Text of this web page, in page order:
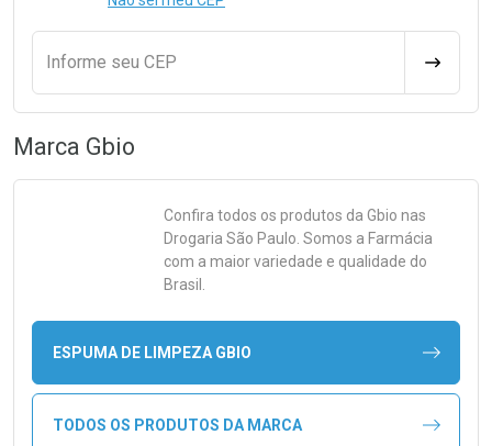
Informe seu CEP
Marca Gbio
Confira todos os produtos da Gbio nas
Drogaria São Paulo. Somos a Farmácia
com a maior variedade e qualidade do
Brasil.
ESPUMA DE LIMPEZA GBIO
TODOS OS PRODUTOS DA MARCA